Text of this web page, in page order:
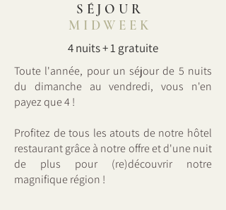
SÉJOUR
MIDWEEK
4 nuits + 1 gratuite
Toute l'année, pour un séjour de 5 nuits
du dimanche au vendredi, vous n'en
payez que 4 !
Profitez de tous les atouts de notre hôtel
restaurant grâce à notre offre et d'une nuit
de plus pour (re)découvrir notre
magnifique région !